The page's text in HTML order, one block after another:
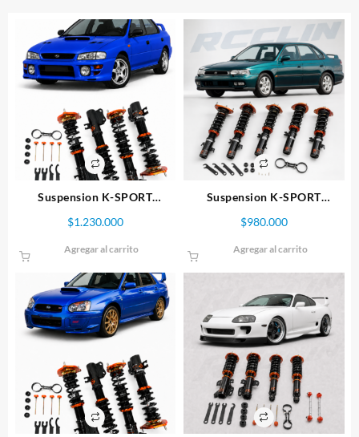
Suspension K-SPORT
SERIE SPORT
$1.230.000
Agregar al carrito
Suspension K-SPORT
BD/BG/BK SERIE SPORT
$980.000
Agregar al carrito